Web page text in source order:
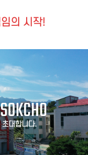
의 시작!
대합니다.